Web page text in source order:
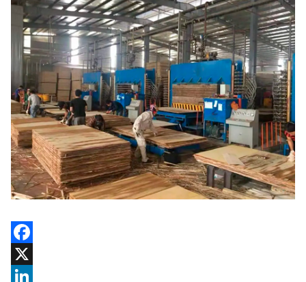
Facebook
X